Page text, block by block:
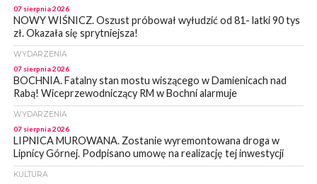
07 sierpnia 2026
NOWY WIŚNICZ. Oszust próbował wyłudzić od 81- latki 90 tys
zł. Okazała się sprytniejsza!
WYDARZENIA
07 sierpnia 2026
BOCHNIA. Fatalny stan mostu wiszącego w Damienicach nad
Rabą! Wiceprzewodniczący RM w Bochni alarmuje
WYDARZENIA
07 sierpnia 2026
LIPNICA MUROWANA. Zostanie wyremontowana droga w
Lipnicy Górnej. Podpisano umowę na realizację tej inwestycji
KULTURA